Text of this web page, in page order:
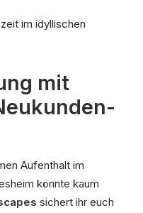
im idyllischen
mit
Aufenthalt im
könnte kaum
sichert ihr euch